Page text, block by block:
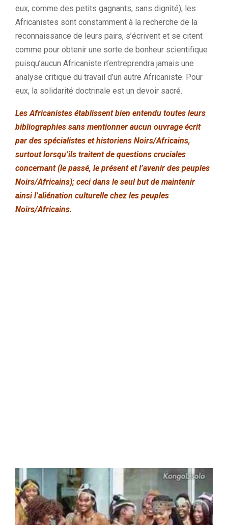
eux, comme des petits gagnants, sans dignité); les
Africanistes sont constamment à la recherche de la
reconnaissance de leurs pairs, s’écrivent et se citent
comme pour obtenir une sorte de bonheur scientifique
puisqu’aucun Africaniste n’entreprendra jamais une
analyse critique du travail d’un autre Africaniste. Pour
eux, la solidarité doctrinale est un devoir sacré.
Les Africanistes établissent bien entendu toutes leurs
bibliographies sans mentionner aucun ouvrage écrit
par des spécialistes et historiens Noirs/Africains,
surtout lorsqu’ils traitent de questions cruciales
concernant (le passé, le présent et l’avenir des peuples
Noirs/Africains); ceci dans le seul but de maintenir
ainsi l’aliénation culturelle chez les peuples
Noirs/Africains.